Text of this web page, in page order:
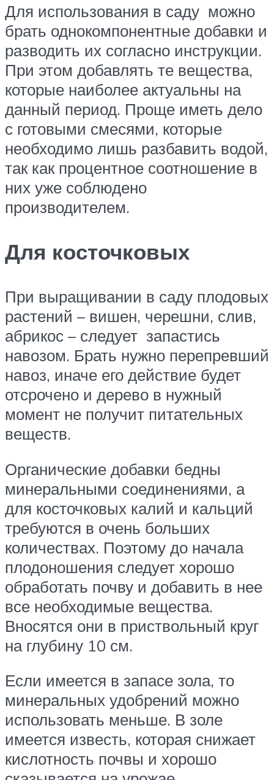
Для использования в саду можно
брать однокомпонентные добавки и
разводить их согласно инструкции.
При этом добавлять те вещества,
которые наиболее актуальны на
данный период. Проще иметь дело
с готовыми смесями, которые
необходимо лишь разбавить водой,
так как процентное соотношение в
них уже соблюдено
производителем.
Для косточковых
При выращивании в саду плодовых
растений – вишен, черешни, слив,
абрикос – следует запастись
навозом. Брать нужно перепревший
навоз, иначе его действие будет
отсрочено и дерево в нужный
момент не получит питательных
веществ.
Органические добавки бедны
минеральными соединениями, а
для косточковых калий и кальций
требуются в очень больших
количествах. Поэтому до начала
плодоношения следует хорошо
обработать почву и добавить в нее
все необходимые вещества.
Вносятся они в приствольный круг
на глубину 10 см.
Если имеется в запасе зола, то
минеральных удобрений можно
использовать меньше. В золе
имеется известь, которая снижает
кислотность почвы и хорошо